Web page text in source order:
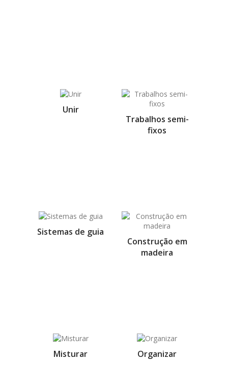
Unir
Trabalhos semi-
fixos
Sistemas de guia
Construção em
madeira
Misturar Organizar